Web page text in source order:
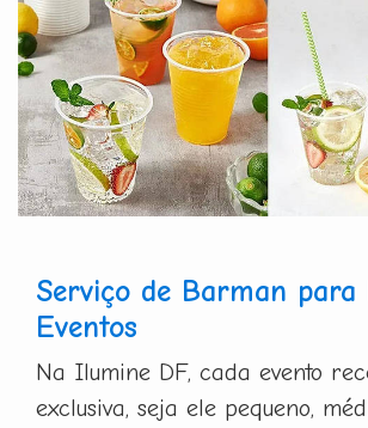
Serviço de Barman para
Eventos
Na Ilumine DF, cada evento
exclusiva, seja ele pequeno,